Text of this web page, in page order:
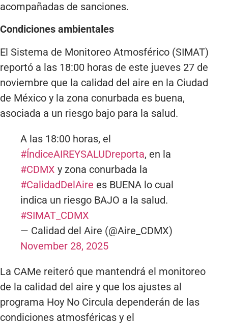
acompañadas de sanciones.
Condiciones ambientales
El Sistema de Monitoreo Atmosférico (SIMAT)
reportó a las 18:00 horas de este jueves 27 de
noviembre que la calidad del aire en la Ciudad
de México y la zona conurbada es buena,
asociada a un riesgo bajo para la salud.
A las 18:00 horas, el
#ÍndiceAIREYSALUDreporta, en la
#CDMX y zona conurbada la
#CalidadDelAire es BUENA lo cual
indica un riesgo BAJO a la salud.
#SIMAT_CDMX
— Calidad del Aire (@Aire_CDMX)
November 28, 2025
La CAMe reiteró que mantendrá el monitoreo
de la calidad del aire y que los ajustes al
programa Hoy No Circula dependerán de las
condiciones atmosféricas y el